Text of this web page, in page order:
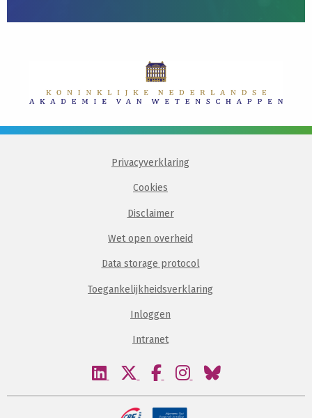
Privacyverklaring
Cookies
Disclaimer
Wet open overheid
Data storage protocol
Toegankelijkheidsverklaring
Inloggen
Intranet
Bezoek
linkedin
Bezoek
twitter
Bezoek
facebook
Bezoek
instagram
Bezoek